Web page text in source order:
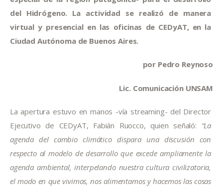
del Hidrógeno. La actividad se realizó de manera
virtual y presencial en las oficinas de CEDyAT, en la
Ciudad Autónoma de Buenos Aires.
por Pedro Reynoso
Lic. Comunicación UNSAM
La apertura estuvo en manos -vía streaming- del Director
Ejecutivo de CEDyAT, Fabián Ruocco, quien señaló: “La
agenda del cambio climático dispara una discusión con
respecto al modelo de desarrollo que excede ampliamente la
agenda ambiental, interpelando nuestra cultura civilizatoria,
el modo en que vivimos, nos alimentamos y hacemos las cosas